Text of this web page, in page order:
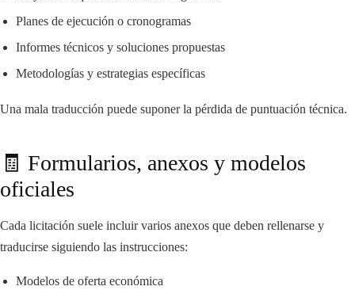
Planes de ejecución o cronogramas
Informes técnicos y soluciones propuestas
Metodologías y estrategias específicas
Una mala traducción puede suponer la pérdida de puntuación técnica.
🧾 Formularios, anexos y modelos
oficiales
Cada licitación suele incluir varios anexos que deben rellenarse y
traducirse siguiendo las instrucciones:
Modelos de oferta económica